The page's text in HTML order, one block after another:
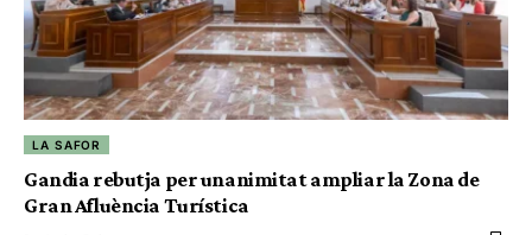
LA SAFOR
Gandia rebutja per unanimitat ampliar la Zona de
Gran Afluència Turística